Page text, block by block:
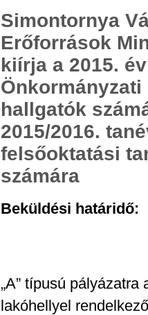
Simontornya
Erőforrások
kiírja a 2015.
hallgatók
2015/2016.
felsőoktatási
számára
Beküldési határidő:
„A” típusú
lakóhellyel